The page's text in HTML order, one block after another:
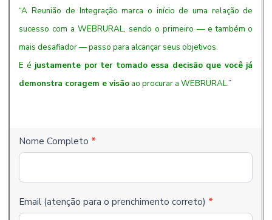
“A Reunião de Integração marca o início de uma relação de
sucesso com a WEBRURAL, sendo o primeiro — e também o
mais desafiador — passo para alcançar seus objetivos.
E é justamente por ter tomado essa decisão que você já
demonstra coragem e visão ao procurar a WEBRURAL.”
Contact
Nome Completo *
Email (atenção para o prenchimento correto) *